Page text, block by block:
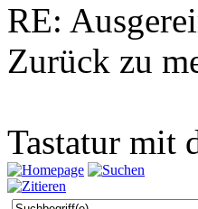
RE:
Zurück zu
Tastatur mit